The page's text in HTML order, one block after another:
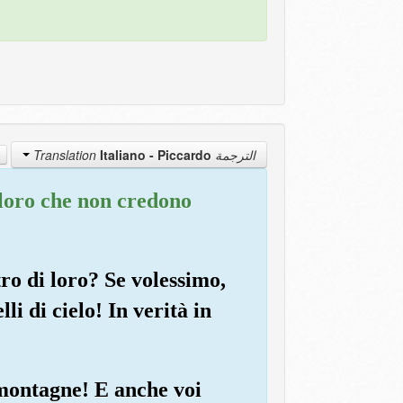
الترجمة Translation Italiano - Piccardo
che non credono
di loro? Se volessimo,
di cielo! In verità in
E anche voi